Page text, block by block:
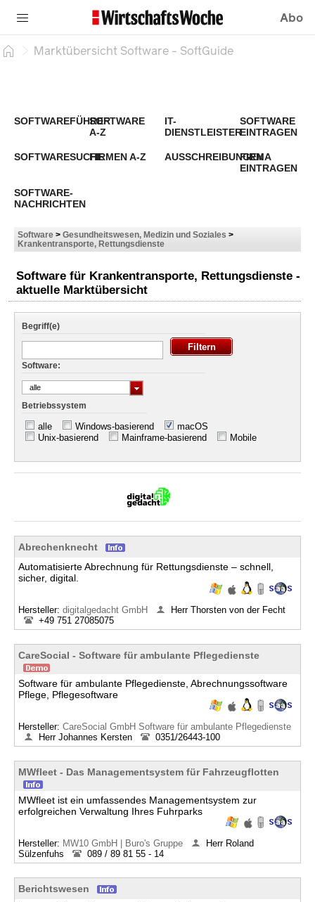
Abo
Marktübersicht Software - SoftGuide
SOFTWAREFÜHRERSOFTWARE
A-Z
IT-
DIENSTLEISTER
SOFTWARE
EINTRAGEN
SOFTWARESUCHEFIRMEN A-Z AUSSCHREIBUNGEN
FIRMA
EINTRAGEN
SOFTWARE-
NACHRICHTEN
Software > Gesundheitswesen, Medizin und Soziales >
Krankentransporte, Rettungsdienste
Software für Krankentransporte, Rettungsdienste -
aktuelle Marktübersicht
Begriff(e)
Software:
alle
Betriebssystem
alle Windows-basierend
macOS
Unix-basierend
Mainframe-basierend Mobile
Abrechenknecht
Automatisierte Abrechnung für Rettungsdienste – schnell,
sicher, digital.
Hersteller: digitalgedacht GmbH
Herr Thorsten von der Fecht
+49 751 27085075
CareSocial - Software für ambulante Pflegedienste
Software für ambulante Pflegedienste, Abrechnungssoftware
Pflege, Pflegesoftware
Hersteller: CareSocial GmbH Software für ambulante Pflegedienste
Herr Johannes Kersten
0351/26443-100
MWfleet - Das Managementsystem für Fahrzeugflotten
MWfleet ist ein umfassendes Managementsystem zur
erfolgreichen Verwaltung Ihres Fuhrparks
Hersteller: MW10 GmbH | Buro's Gruppe
Herr Roland
Sülzenfuhs
089 / 89 81 55 - 14
Berichtswesen